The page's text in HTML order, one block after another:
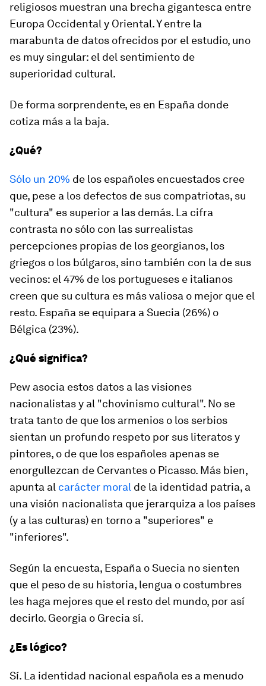
religiosos muestran una brecha gigantesca entre
Europa Occidental y Oriental. Y entre la
marabunta de datos ofrecidos por el estudio, uno
es muy singular: el del sentimiento de
superioridad cultural.
De forma sorprendente, es en España donde
cotiza más a la baja.
¿Qué?
Sólo un 20% de los españoles encuestados cree
que, pese a los defectos de sus compatriotas, su
"cultura" es superior a las demás. La cifra
contrasta no sólo con las surrealistas
percepciones propias de los georgianos, los
griegos o los búlgaros, sino también con la de sus
vecinos: el 47% de los portugueses e italianos
creen que su cultura es más valiosa o mejor que el
resto. España se equipara a Suecia (26%) o
Bélgica (23%).
¿Qué significa?
Pew asocia estos datos a las visiones
nacionalistas y al "chovinismo cultural". No se
trata tanto de que los armenios o los serbios
sientan un profundo respeto por sus literatos y
pintores, o de que los españoles apenas se
enorgullezcan de Cervantes o Picasso. Más bien,
apunta al carácter moral de la identidad patria, a
una visión nacionalista que jerarquiza a los países
(y a las culturas) en torno a "superiores" e
"inferiores".
Según la encuesta, España o Suecia no sienten
que el peso de su historia, lengua o costumbres
les haga mejores que el resto del mundo, por así
decirlo. Georgia o Grecia sí.
¿Es lógico?
Sí. La identidad nacional española es a menudo